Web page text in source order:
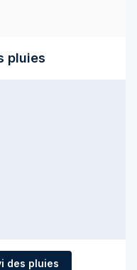
pluies
des pluies